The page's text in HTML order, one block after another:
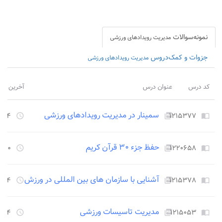
نمونه‌سوالات مدیریت رویدادهای ورزشی
جزوات و کمک‌دروس مدیریت رویدادهای ورزشی
کد درس عنوان درس آخرین
import_contacts ۱۲۱۵۳۷۷picture_as_pdf سمینار در مدیریت رویدادهای ورزشی access_time ۲۲۵۴
import_contacts ۱۲۲۰۶۵۸picture_as_pdf حفظ جزء ۳۰ قرآن کریم access_time ۲۴۵۰
import_contacts ۱۲۱۵۳۷۸picture_as_pdf آشنایی با سازمان های بین المللی در ورزشaccess_time ۲۲۵۴
import_contacts ۱۲۱۵۰۵۳picture_as_pdf مدیریت تاسیسات ورزشی access_time ۲۲۵۴